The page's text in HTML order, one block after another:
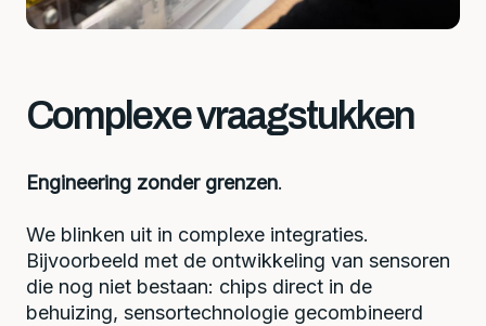
Complexe vraagstukken
Engineering zonder grenzen.
We blinken uit in complexe integraties.
Bijvoorbeeld met de ontwikkeling van sensoren
die nog niet bestaan: chips direct in de
behuizing, sensortechnologie gecombineerd